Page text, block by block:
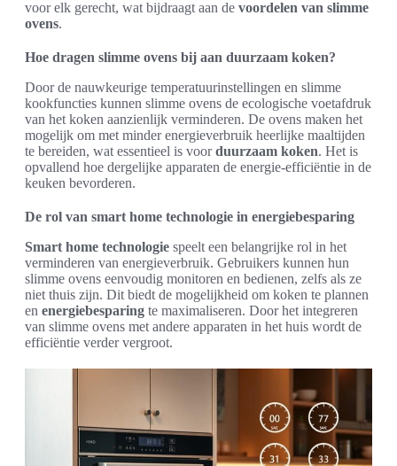
voor elk gerecht, wat bijdraagt aan de voordelen van slimme
ovens.
Hoe dragen slimme ovens bij aan duurzaam koken?
Door de nauwkeurige temperatuurinstellingen en slimme
kookfuncties kunnen slimme ovens de ecologische voetafdruk
van het koken aanzienlijk verminderen. De ovens maken het
mogelijk om met minder energieverbruik heerlijke maaltijden
te bereiden, wat essentieel is voorduurzaam koken. Het is
opvallend hoe dergelijke apparaten de energie-efficiëntie in de
keuken bevorderen.
De rol van smart home technologie in energiebesparing
Smart home technologie speelt een belangrijke rol in het
verminderen van energieverbruik. Gebruikers kunnen hun
slimme ovens eenvoudig monitoren en bedienen, zelfs als ze
niet thuis zijn. Dit biedt de mogelijkheid om koken te plannen
en energiebesparing te maximaliseren. Door het integreren
van slimme ovens met andere apparaten in het huis wordt de
efficiëntie verder vergroot.